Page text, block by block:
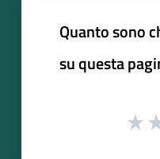
Quanto sono
su questa